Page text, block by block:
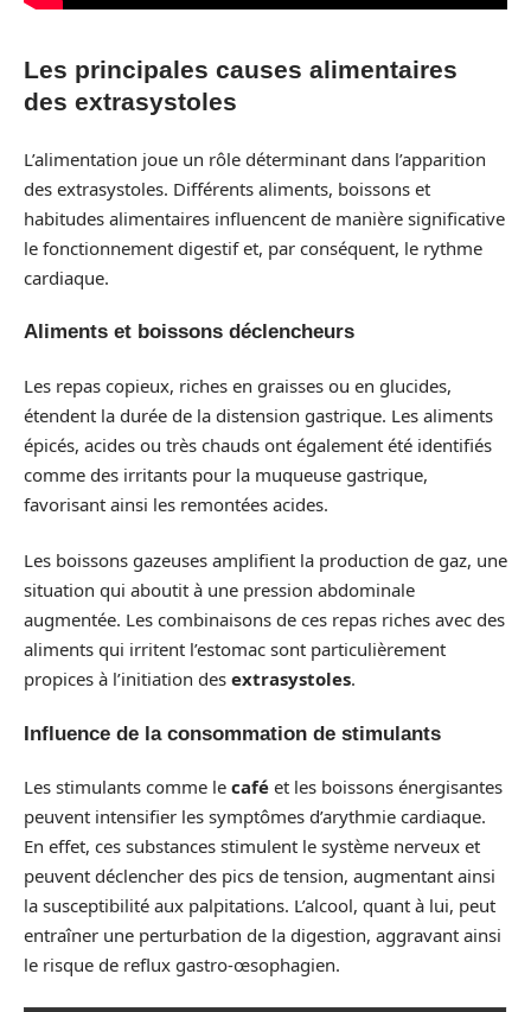
Les principales causes alimentaires
des extrasystoles
L’alimentation joue un rôle déterminant dans l’apparition
des extrasystoles. Différents aliments, boissons et
habitudes alimentaires influencent de manière significative
le fonctionnement digestif et, par conséquent, le rythme
cardiaque.
Aliments et boissons déclencheurs
Les repas copieux, riches en graisses ou en glucides,
étendent la durée de la distension gastrique. Les aliments
épicés, acides ou très chauds ont également été identifiés
comme des irritants pour la muqueuse gastrique,
favorisant ainsi les remontées acides.
Les boissons gazeuses amplifient la production de gaz, une
situation qui aboutit à une pression abdominale
augmentée. Les combinaisons de ces repas riches avec des
aliments qui irritent l’estomac sont particulièrement
propices à l’initiation des extrasystoles.
Influence de la consommation de stimulants
Les stimulants comme le café et les boissons énergisantes
peuvent intensifier les symptômes d’arythmie cardiaque.
En effet, ces substances stimulent le système nerveux et
peuvent déclencher des pics de tension, augmentant ainsi
la susceptibilité aux palpitations. L’alcool, quant à lui, peut
entraîner une perturbation de la digestion, aggravant ainsi
le risque de reflux gastro-œsophagien.